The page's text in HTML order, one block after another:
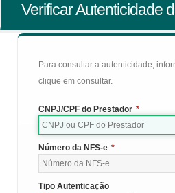
Verificar Autenticidade
Para consultar a autenticidade,
clique em consultar.
CNPJ/CPF do Prestador *
Número da NFS-e *
Tipo Autenticação